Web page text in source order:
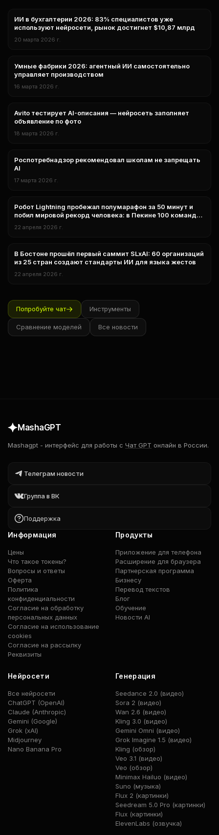
бизнес
ИИ в бухгалтерии 2026: 83% специалистов уже
используют нейросети, рынок достигнет $10,87 млрд
20 марта 2026 г.
Бизнес
Умные фабрики 2026: агентный ИИ самостоятельно
управляет производством
16 марта 2026 г.
бизнес
Avito тестирует AI-описания — нейросеть заполняет
объявление по фото
18 марта 2026 г.
регулирование
Роспотребнадзор рекомендовал школам не запрещать
AI
17 марта 2026 г.
нейросети
Робот Lightning пробежал полумарафон за 50 минут и
побил мировой рекорд человека: в Пекине 100 команд
22 апреля 2026 г.
нейросети
В Бостоне прошёл первый саммит SLxAI: 60 организаций
из 25 стран создают стандарты ИИ для языка жестов
22 апреля 2026 г.
Попробуйте чат Инструменты
Сравнение моделей Все новости
MashaGPT
Mashagpt - интерфейс для работы с Чат GPT онлайн в России.
Телеграм новости
Группа в ВК
Поддержка
Информация
Цены
Что такое токены?
Вопросы и ответы
Оферта
Политика
конфиденциальности
Согласие на обработку
персональных данных
Согласие на использование
cookies
Согласие на рассылку
Реквизиты
Продукты
Приложение для телефона
Расширение для браузера
Партнерская программа
Бизнесу
Перевод текстов
Блог
Обучение
Новости AI
Нейросети
Все нейросети
ChatGPT (OpenAI)
Claude (Anthropic)
Gemini (Google)
Grok (xAI)
Midjourney
Nano Banana Pro
Генерация
Seedance 2.0 (видео)
Sora 2 (видео)
Wan 2.6 (видео)
Kling 3.0 (видео)
Gemini Omni (видео)
Grok Imagine 1.5 (видео)
Kling (обзор)
Veo 3.1 (видео)
Veo (обзор)
Minimax Hailuo (видео)
Suno (музыка)
Flux 2 (картинки)
Seedream 5.0 Pro (картинки)
Flux (картинки)
ElevenLabs (озвучка)